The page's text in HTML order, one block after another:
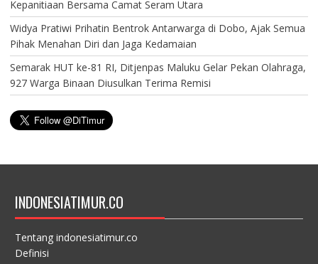
Kepanitiaan Bersama Camat Seram Utara
Widya Pratiwi Prihatin Bentrok Antarwarga di Dobo, Ajak Semua
Pihak Menahan Diri dan Jaga Kedamaian
Semarak HUT ke-81 RI, Ditjenpas Maluku Gelar Pekan Olahraga,
927 Warga Binaan Diusulkan Terima Remisi
INDONESIATIMUR.CO
Tentang indonesiatimur.co
Definisi